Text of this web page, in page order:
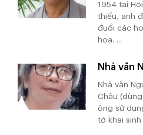
1954 tại
thiếu, anh
đuổi các
họa. ...
Nhà văn
Nhà văn
Châu
ông sử
tờ khai sinh